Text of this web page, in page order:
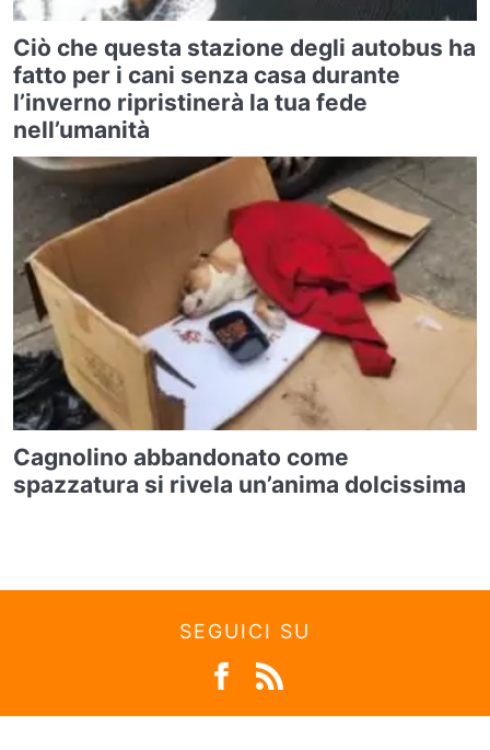
Ciò che questa stazione degli autobus ha
fatto per i cani senza casa durante
l’inverno ripristinerà la tua fede
nell’umanità
Cagnolino abbandonato come
spazzatura si rivela un’anima dolcissima
SEGUICI SU